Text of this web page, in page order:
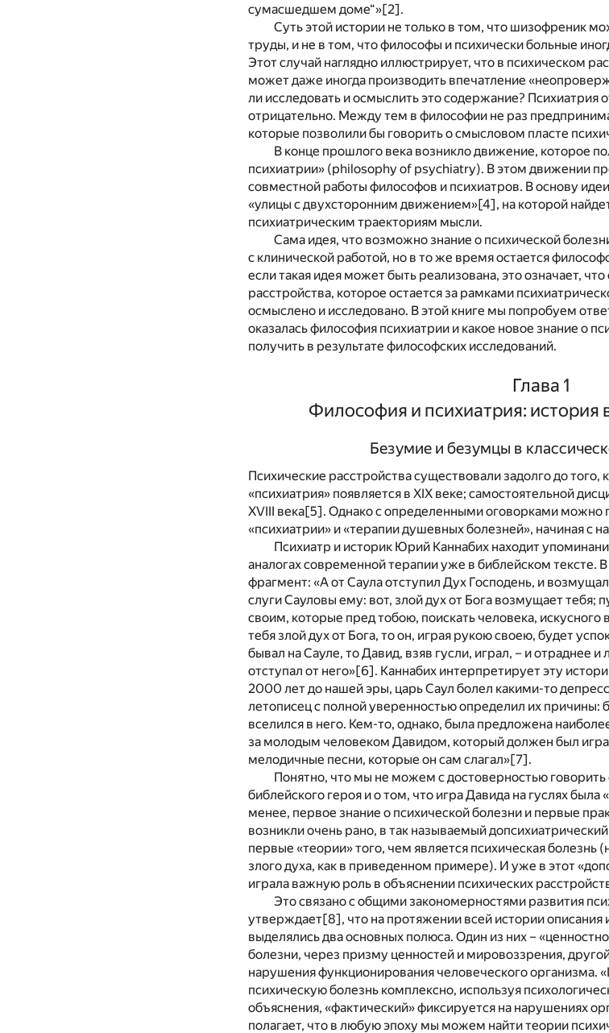
сумасшедшем доме“»[2].
Суть этой истории не только в том, что шизофреник
труды, и не в том, что философы и психически больные
Этот случай наглядно иллюстрирует, что в психическом
может даже иногда производить впечатление
ли исследовать и осмыслить это содержание? Психиатрия
отрицательно. Между тем в философии не раз
которые позволили бы говорить о смысловом пласте
В конце прошлого века возникло движение, которое
психиатрии» (philosophy of psychiatry). В этом движении
совместной работы философов и психиатров. В основу
«улицы с двухсторонним движением»[4], на которой
психиатрическим траекториям мысли.
Сама идея, что возможно знание о психической
с клинической работой, но в то же время остается
если такая идея может быть реализована, это означает,
расстройства, которое остается за рамками
осмыслено и исследовано. В этой книге мы попробуем
оказалась философия психиатрии и какое новое знание о
получить в результате философских исследований.
Глава 1
Философия и психиатрия: история
Безумие и безумцы в
Психические расстройства существовали задолго до того,
«психиатрия» появляется в XIX веке; самостоятельной
XVIII века[5]. Однако с определенными оговорками можно
«психиатрии» и «терапии душевных болезней», начиная с
Психиатр и историк Юрий Каннабих находит
аналогах современной терапии уже в библейском тексте.
фрагмент: «А от Саула отступил Дух Господень, и
слуги Сауловы ему: вот, злой дух от Бога возмущает тебя;
своим, которые пред тобою, поискать человека, искусного
тебя злой дух от Бога, то он, играя рукою своею, будет
бывал на Сауле, то Давид, взяв гусли, играл, – и отраднее
отступал от него»[6]. Каннабих интерпретирует эту
2000 лет до нашей эры, царь Саул болел какими-то
летописец с полной уверенностью определил их причины:
вселился в него. Кем-то, однако, была предложена
за молодым человеком Давидом, который должен был
мелодичные песни, которые он сам слагал»[7].
Понятно, что мы не можем с достоверностью говорить
библейского героя и о том, что игра Давида на гуслях
менее, первое знание о психической болезни и первые
возникли очень рано, в так называемый
первые «теории» того, чем является психическая болезнь
злого духа, как в приведенном примере). И уже в этот
играла важную роль в объяснении психических
Это связано с общими закономерностями развития
утверждает[8], что на протяжении всей истории
выделялись два основных полюса. Один из них –
болезни, через призму ценностей и мировоззрения,
нарушения функционирования человеческого организма.
психическую болезнь комплексно, используя
объяснения, «фактический» фиксируется на нарушениях
полагает, что в любую эпоху мы можем найти теории